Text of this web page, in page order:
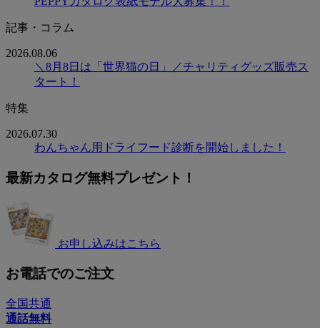
記事・コラム
2026.08.06
＼8月8日は「世界猫の日」／チャリティグッズ販売ス
タート！
特集
2026.07.30
わんちゃん用ドライフード診断を開始しました！
最新カタログ無料プレゼント！
お申し込みはこちら
お電話でのご注文
全国共通
通話無料